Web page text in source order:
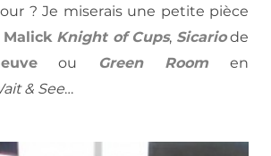
? Je miserais une petite pièce
Malick Knight of Cups, Sicariode
ou Green Room en
& See…